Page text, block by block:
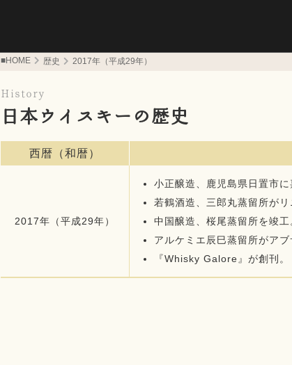
■HOME 歴史 2017年（平成29年）
History
日本ウイスキーの歴史
西暦（和暦）
2017年（平成29年）
小正醸造、鹿児島県日置市に
若鶴酒造、三郎丸蒸留所がリ
中国醸造、桜尾蒸留所を竣工
アルケミエ辰巳蒸留所がア
『Whisky Galore』が創刊。